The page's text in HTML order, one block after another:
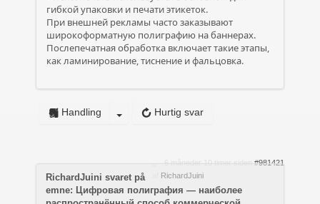
гибкой упаковки и печати этикеток.
При внешней рекламы часто заказывают
широкоформатную полиграфию на баннерах.
Послепечатная обработка включает такие этапы,
как ламинирование, тиснение и фальцовка.
Hurtig svar
Handling
6 måneder 10 timer siden #981421
RichardJuini
RichardJuini svaret på
emne: Цифровая полиграфия — наиболее